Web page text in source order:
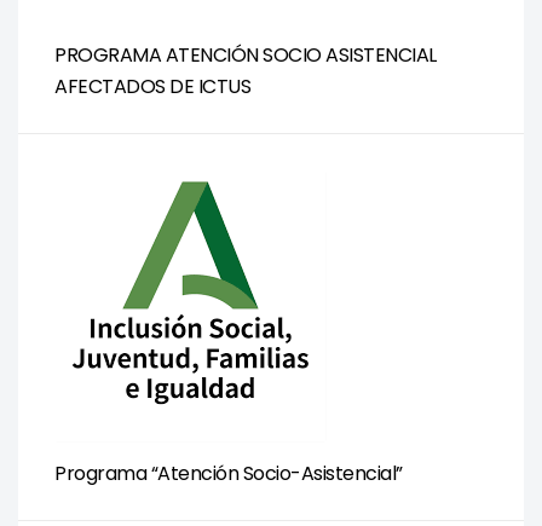
PROGRAMA ATENCIÓN SOCIO ASISTENCIAL
AFECTADOS DE ICTUS
Programa “Atención Socio-Asistencial”